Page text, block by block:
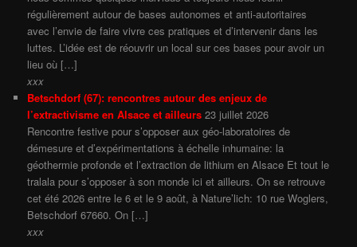
régulièrement autour de bases autonomes et anti-autoritaires
avec l’envie de faire vivre ces pratiques et d’intervenir dans les
luttes. L’idée est de réouvrir un local sur ces bases pour avoir un
lieu où […]
xxx
Betschdorf (67): rencontres autour des enjeux de
l’extractivisme en Alsace et ailleurs 23 juillet 2026
Rencontre festive pour s’opposer aux géo-laboratoires de
démesure et d’expérimentations à échelle inhumaine: la
géothermie profonde et l’extraction de lithium en Alsace Et tout le
tralala pour s’opposer à son monde ici et ailleurs. On se retrouve
cet été 2026 entre le 6 et le 9 août, à Nature’lich: 10 rue Woglers,
Betschdorf 67660. On […]
xxx